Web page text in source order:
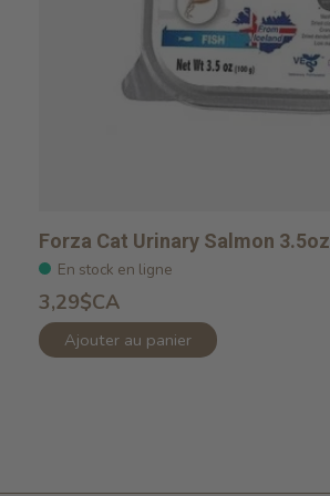
Forza Cat Urinary Salmon 3.5oz
En stock en ligne
3,29$CA
Ajouter au panier